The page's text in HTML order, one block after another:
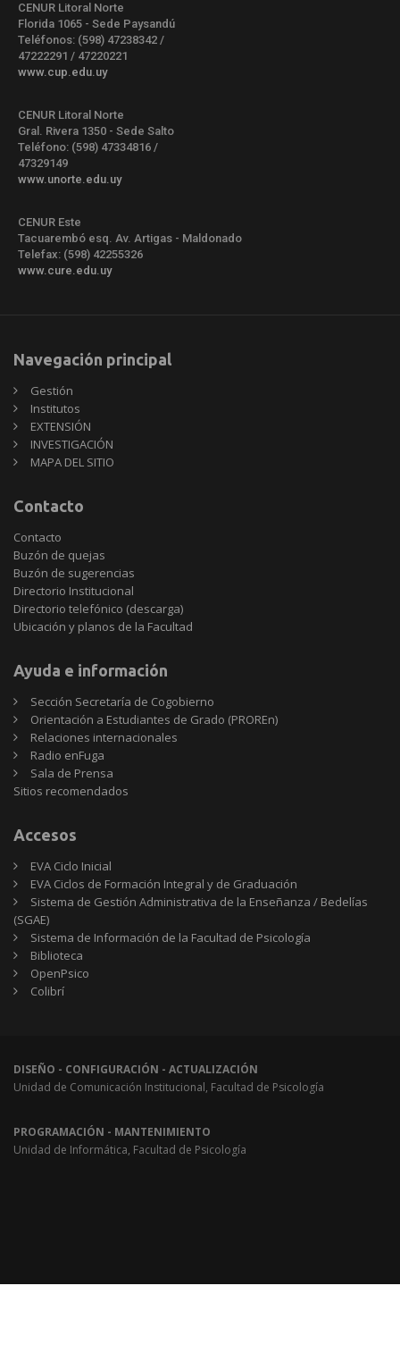
CENUR Litoral Norte
Florida 1065 - Sede Paysandú
Teléfonos: (598) 47238342 /
47222291 / 47220221
www.cup.edu.uy
CENUR Litoral Norte
Gral. Rivera 1350 - Sede Salto
Teléfono: (598) 47334816 /
47329149
www.unorte.edu.uy
CENUR Este
Tacuarembó esq. Av. Artigas - Maldonado
Telefax: (598) 42255326
www.cure.edu.uy
Navegación principal
Gestión
Institutos
EXTENSIÓN
INVESTIGACIÓN
MAPA DEL SITIO
Contacto
Contacto
Buzón de quejas
Buzón de sugerencias
Directorio Institucional
Directorio telefónico (descarga)
Ubicación y planos de la Facultad
Ayuda e información
Sección Secretaría de Cogobierno
Orientación a Estudiantes de Grado (PROREn)
Relaciones internacionales
Radio enFuga
Sala de Prensa
Sitios
Sitios recomendados
Accesos
EVA Ciclo Inicial
EVA Ciclos de Formación Integral y de Graduación
Sistema de Gestión Administrativa de la Enseñanza / Bedelías
(SGAE)
Sistema de Información de la Facultad de Psicología
Biblioteca
OpenPsico
Colibrí
DISEÑO - CONFIGURACIÓN - ACTUALIZACIÓN
Unidad de Comunicación Institucional, Facultad de Psicología
PROGRAMACIÓN - MANTENIMIENTO
Unidad de Informática, Facultad de Psicología